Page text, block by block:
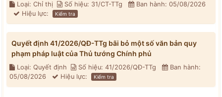
Loại: Chỉ thị Số hiệu: 31/CT-TTg
Ban hành: 05/08/2026
Hiệu lực:
Kiểm tra
Quyết định 41/2026/QĐ-TTg bãi bỏ một số văn bản quy
phạm pháp luật của Thủ tướng Chính phủ
Loại: Quyết định Số hiệu: 41/2026/QĐ-TTg
Ban hành:
05/08/2026
Hiệu lực: Kiểm tra